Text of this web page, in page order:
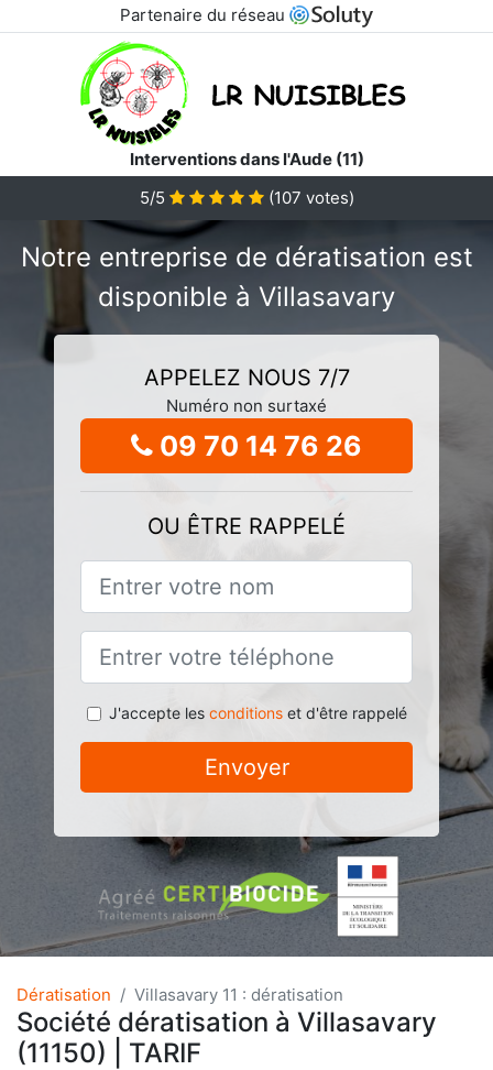
Partenaire du réseau
Interventions dans l'Aude (11)
5/5
(107 votes)
Notre entreprise de dératisation est
disponible à Villasavary
APPELEZ NOUS 7/7
Numéro non surtaxé
09 70 14 76 26
OU ÊTRE RAPPELÉ
J'accepte les conditionset d'être rappelé
Envoyer
Dératisation Villasavary 11 : dératisation
Société dératisation à Villasavary
(11150) | TARIF